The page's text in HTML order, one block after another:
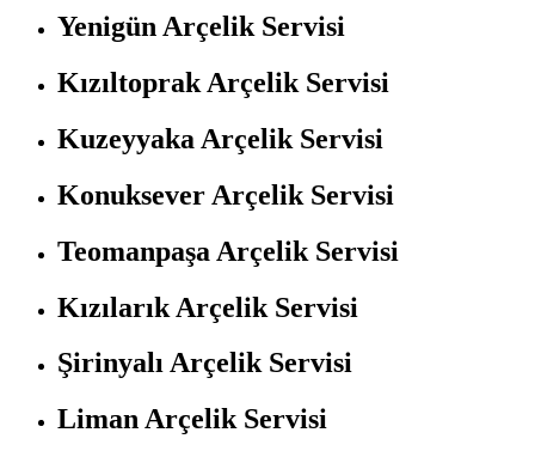
Yenigün Arçelik Servisi
Kızıltoprak Arçelik Servisi
Kuzeyyaka Arçelik Servisi
Konuksever Arçelik Servisi
Teomanpaşa Arçelik Servisi
Kızılarık Arçelik Servisi
Şirinyalı Arçelik Servisi
Liman Arçelik Servisi